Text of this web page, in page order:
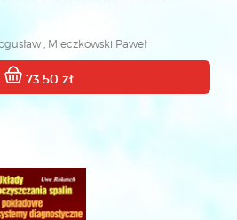
, Mieczkowski Paweł
73.50 zł